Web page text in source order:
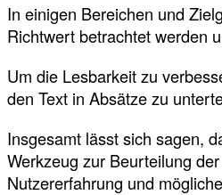
In einigen Bereichen und
Richtwert betrachtet werden
Um die Lesbarkeit zu
den Text in Absätze zu
Insgesamt lässt sich sagen,
Werkzeug zur Beurteilung
Nutzererfahrung und